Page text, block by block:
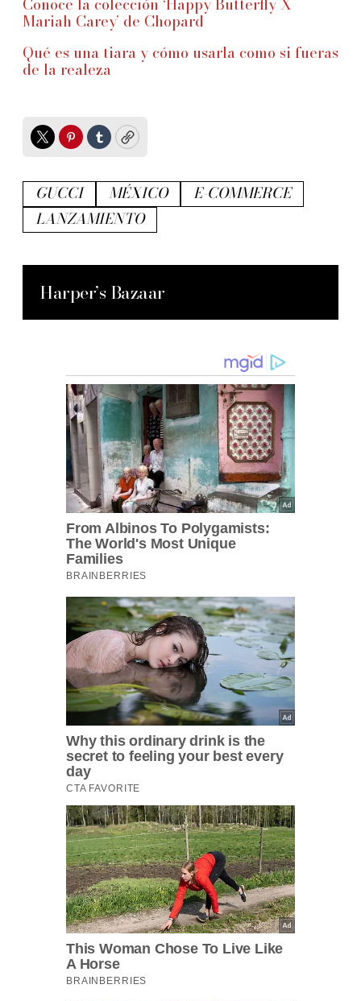
Conoce la colección ‘Happy Butterfly X
Mariah Carey’ de Chopard
Qué es una tiara y cómo usarla como si fueras
de la realeza
TwitterPinterest
TumblrCopy
GUCCI MÉXICO
E-COMMERCE
LANZAMIENTO
Harper’s Bazaar